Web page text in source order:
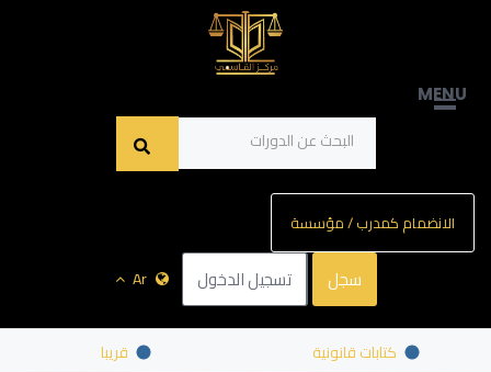
MENU
الانضمام كمدرب / مؤسسة
سجل تسجيل الدخول Ar
كتابات قانونية قريبا